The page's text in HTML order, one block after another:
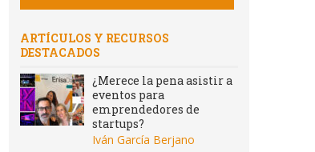
ARTÍCULOS Y RECURSOS
DESTACADOS
¿Merece la pena asistir a
eventos para
emprendedores de
startups?
Iván García Berjano